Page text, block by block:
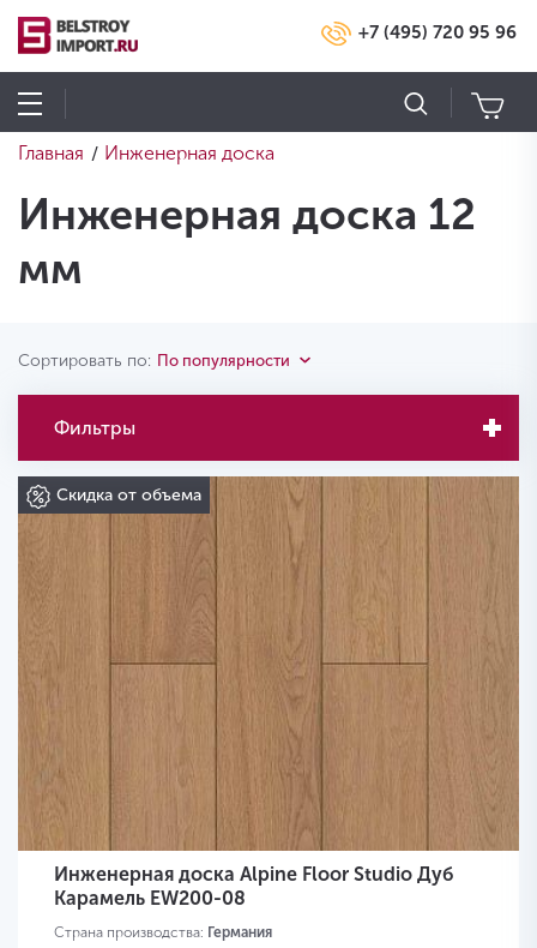
+7 (495) 720 95 96
Главная / Инженерная доска
Инженерная доска 12
мм
Сортировать по: По популярности
Фильтры
Скидка от объема
Инженерная доска Alpine Floor Studio Дуб
Карамель EW200-08
Страна производства: Германия